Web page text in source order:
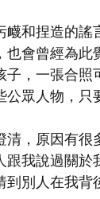
衊和捏造的
也會曾經為
子，一張合
眾人物，只
清，原因有
跟我說過關
別人在我背